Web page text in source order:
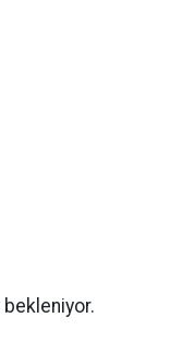
bekleniyor.